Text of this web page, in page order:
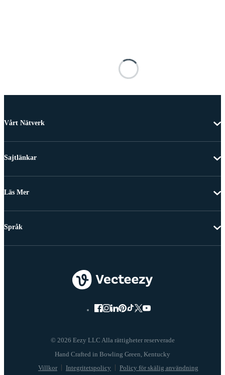
Vårt Nätverk
Sajtlänkar
Läs Mer
© 2026 Eezy LLC Alla rättigheter reserverade
Villkor Integritetspolicy Policy för skälig användning
Språk